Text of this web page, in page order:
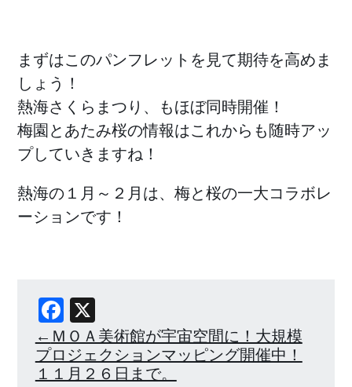
まずはこのパンフレットを見て期待を高めま
しょう！
熱海さくらまつり、もほぼ同時開催！
梅園とあたみ桜の情報はこれからも随時アッ
プしていきますね！
熱海の１月～２月は、梅と桜の一大コラボレ
ーションです！
Facebook
X
ＭＯＡ美術館が宇宙空間に！大規模
プロジェクションマッピング開催中！
１１月２６日まで。